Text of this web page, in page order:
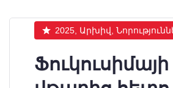
2025, Արխիվ,